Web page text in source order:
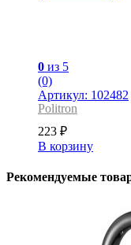
0 из 5
(0)
Артикул: 102482
Politron
223 ₽
В корзину
Рекомендуемые